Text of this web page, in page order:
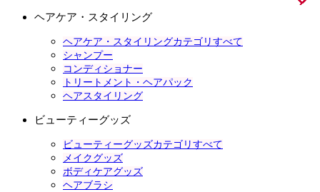
ヘアケア・スタイリング
ヘアケア・スタイリングカテゴリすべて
シャンプー
コンディショナー
トリートメント・ヘアパック
ヘアスタイリング
ビューティーグッズ
ビューティーグッズカテゴリすべて
メイクグッズ
ボディケアグッズ
ヘアブラシ